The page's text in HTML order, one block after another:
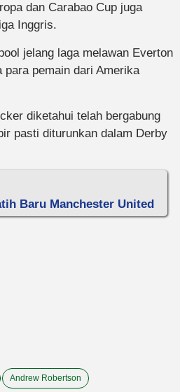
dan Carabao Cup juga
Inggris.
jelang laga melawan Everton
pemain dari Amerika
diketahui telah bergabung
pasti diturunkan dalam Derby
Baru Manchester United
Andrew Robertson